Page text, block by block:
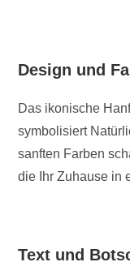
Design und
Das ikonische
symbolisiert
sanften Farben
die Ihr Zuhause in
Text und